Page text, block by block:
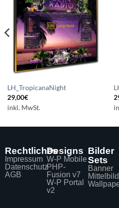
Auf die
Wunschliste
setzen
LH_TropicanaNight
29,00€
inkl. MwSt.
Rechtliches
Impressum
Datenschutz
AGB
Designs
W-P Mobile
PHP-
Fusion v7
W-P Portal
v2
Bilder
Sets
Banner